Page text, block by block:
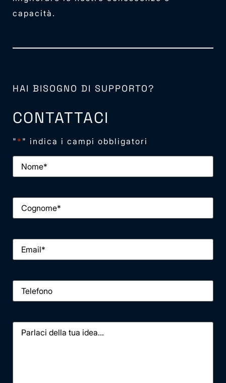
capacità.
HAI BISOGNO DI SUPPORTO?
CONTATTACI
" * " indica i campi obbligatori
Nome*
Cognome*
Email*
Telefono
Messaggio